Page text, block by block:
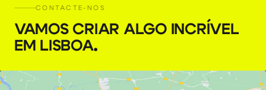
CONTACTE-NOS
VAMOS CRIAR ALGO INCRÍVEL
EM LISBOA.